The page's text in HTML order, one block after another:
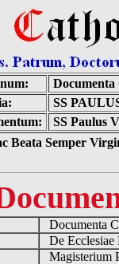
Documenta
SS
SS Paulus
Beata Semper
Documenta
De
Magisterium